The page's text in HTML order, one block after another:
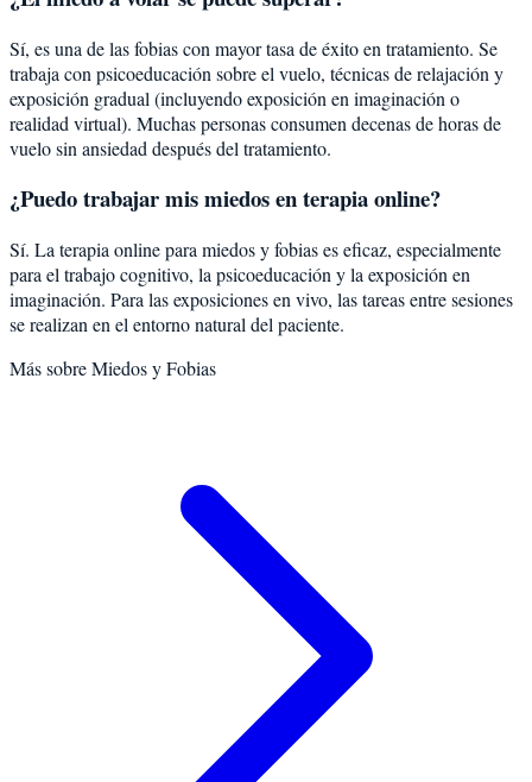
Sí, es una de las fobias con mayor tasa de éxito en tratamiento. Se
trabaja con psicoeducación sobre el vuelo, técnicas de relajación y
exposición gradual (incluyendo exposición en imaginación o
realidad virtual). Muchas personas consumen decenas de horas de
vuelo sin ansiedad después del tratamiento.
¿Puedo trabajar mis miedos en terapia online?
Sí. La terapia online para miedos y fobias es eficaz, especialmente
para el trabajo cognitivo, la psicoeducación y la exposición en
imaginación. Para las exposiciones en vivo, las tareas entre sesiones
se realizan en el entorno natural del paciente.
Más sobreMiedos y Fobias